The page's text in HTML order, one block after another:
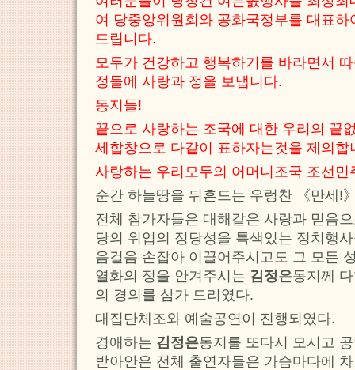
여 당중앙위원회와 공화국정부를 대표
드립니다.
모두가 건강하고 행복하기를 바라면서
정들에 사랑과 정을 보냅니다.
동지들!
끝으로 사랑하는 조국에 대한 우리의 끝
세합창으로 다같이 표하자는것을 제의합
사랑하는 우리모두의 어머니조국 조선
순간 하늘땅을 뒤흔드는 우렁찬 《만세!
전체 참가자들은 대해같은 사랑과 믿음
당의 위업의 정당성을 특색있는 정치행
음걸음 손잡아 이끌어주시고도 그 모든
열화의 정을 안겨주시는 김정은동지께
의 경의를 삼가 드리였다.
대집단체조와 예술공연이 진행되였다.
경애하는 김정은동지를 또다시 모시고
받아안은 전체 출연자들은 가슴마다에